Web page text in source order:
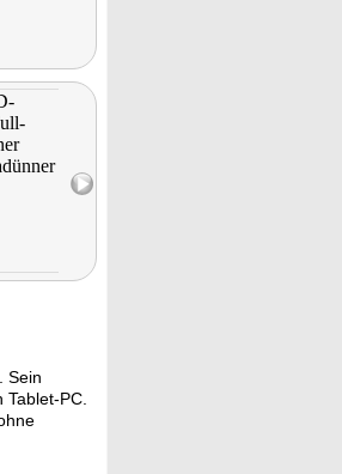
Sein
PC.